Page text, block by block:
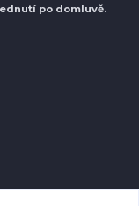
po domluvě.